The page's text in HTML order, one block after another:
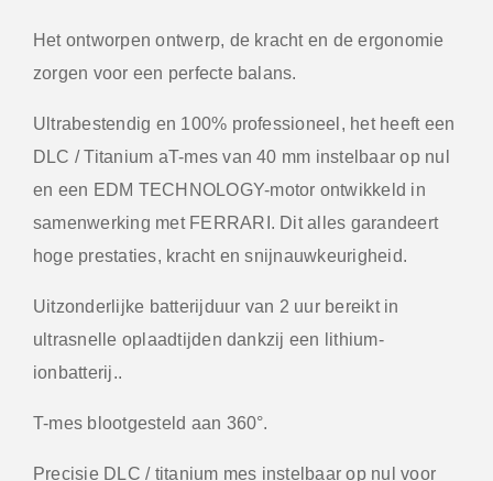
Het ontworpen ontwerp, de kracht en de ergonomie
zorgen voor een perfecte balans.
Ultrabestendig en 100% professioneel, het heeft een
DLC / Titanium aT-mes van 40 mm instelbaar op nul
en een EDM TECHNOLOGY-motor ontwikkeld in
samenwerking met FERRARI. Dit alles garandeert
hoge prestaties, kracht en snijnauwkeurigheid.
Uitzonderlijke batterijduur van 2 uur bereikt in
ultrasnelle oplaadtijden dankzij een lithium-
ionbatterij..
T-mes blootgesteld aan 360°.
Precisie DLC / titanium mes instelbaar op nul voor